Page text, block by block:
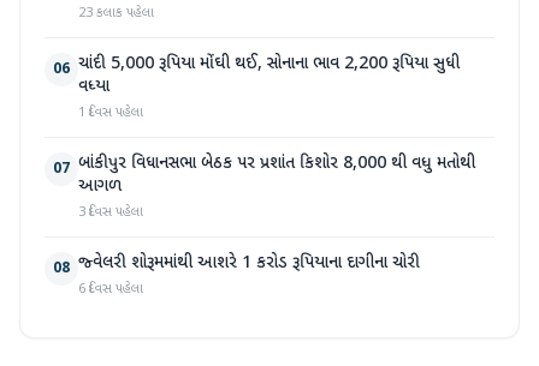
23 કલાક પહેલા
06 ચાંદી 5,000 રૂપિયા મોંઘી થઈ, સોનાના ભાવ 2,200 રૂપિયા સુધી
વધ્યા
1 દિવસ પહેલા
07 બાંકીપુર વિધાનસભા બેઠક પર પ્રશાંત કિશોર 8,000 થી વધુ મતોથી
આગળ
3 દિવસ પહેલા
08 જ્વેલરી શોરૂમમાંથી આશરે 1 કરોડ રૂપિયાના દાગીના ચોરી
6 દિવસ પહેલા